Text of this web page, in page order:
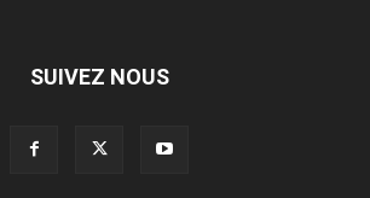
SUIVEZ NOUS